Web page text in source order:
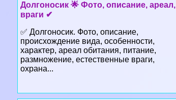
Долгоносик 🌟 Фото, описание,
враги ✔
✅ Долгоносик. Фото, описание,
происхождение вида, особенности,
хаpaктер, ареал обитания, питание,
размножение, естественные враги,
охрана...